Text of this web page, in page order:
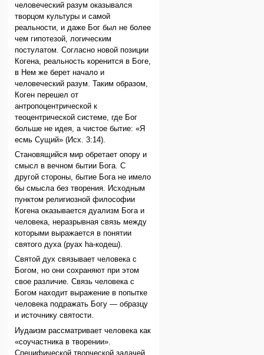
человеческий разум оказывался
творцом культуры и самой
реальности, и даже Бог был не более
чем гипотезой, логическим
постулатом. Согласно новой позиции
Когена, реальность коренится в Боге,
в Нем же берет начало и
человеческий разум. Таким образом,
Коген перешел от
антропоцентрической к
теоцентрической системе, где Бог
больше не идея, а чистое бытие: «Я
есмь Сущий» (Исх. 3:14).
Становящийся мир обретает опору и
смысл в вечном бытии Бога. С
другой стороны, бытие Бога не имело
бы смысла без творения. Исходным
пунктом религиозной философии
Когена оказывается дуализм Бога и
человека, неразрывная связь между
которыми выражается в понятии
святого духа (руах hа-кодеш).
Святой дух связывает человека с
Богом, но они сохраняют при этом
свое различие. Связь человека с
Богом находит выражение в попытке
человека подражать Богу — образцу
и источнику святости.
Иудаизм рассматривает человека как
«соучастника в творении».
Специфической творческой задачей